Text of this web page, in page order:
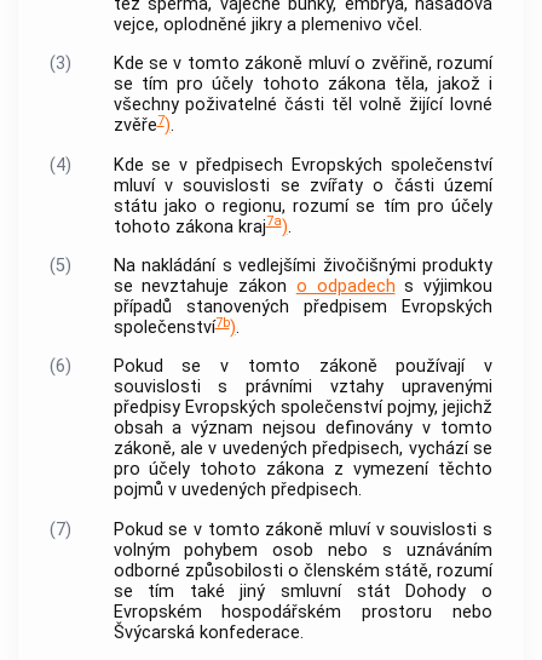
vejce, oplodněné jikry a plemenivo včel.
(3)
Kde se v tomto zákoně mluví o zvěřině, rozumí
se tím pro účely tohoto zákona těla, jakož i
všechny poživatelné části těl volně žijící lovné
zvěře7).
(4)
Kde se v předpisech Evropských společenství
mluví v souvislosti se zvířaty o části území
státu jako o regionu, rozumí se tím pro účely
tohoto zákona kraj7a).
(5)
Na nakládání s vedlejšími živočišnými produkty
se nevztahuje zákon o odpadech s výjimkou
případů stanovených předpisem Evropských
společenství7b).
(6)
Pokud se v tomto zákoně používají v
souvislosti s právními vztahy upravenými
předpisy Evropských společenství pojmy, jejichž
obsah a význam nejsou definovány v tomto
zákoně, ale v uvedených předpisech, vychází se
pro účely tohoto zákona z vymezení těchto
pojmů v uvedených předpisech.
(7)
Pokud se v tomto zákoně mluví v souvislosti s
volným pohybem osob nebo s uznáváním
odborné způsobilosti o členském státě, rozumí
se tím také jiný smluvní stát Dohody o
Evropském hospodářském prostoru nebo
Švýcarská konfederace.